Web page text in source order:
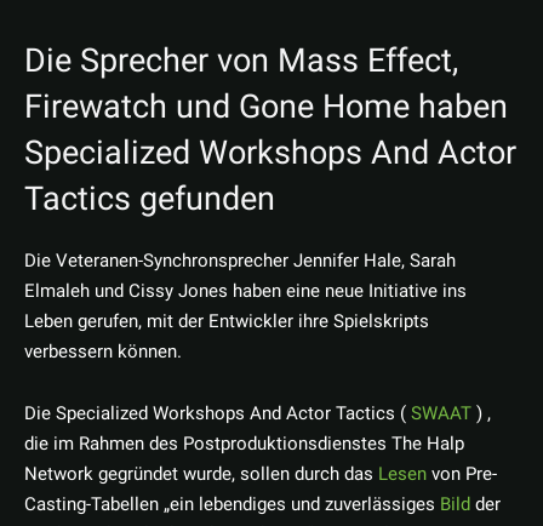
Die Sprecher von Mass Effect,
Firewatch und Gone Home haben
Specialized Workshops And Actor
Tactics gefunden
Die Veteranen-Synchronsprecher Jennifer Hale, Sarah
Elmaleh und Cissy Jones haben eine neue Initiative ins
Leben gerufen, mit der Entwickler ihre Spielskripts
verbessern können.
Die Specialized Workshops And Actor Tactics (SWAAT) ,
die im Rahmen des Postproduktionsdienstes The Halp
Network gegründet wurde, sollen durch das Lesenvon Pre-
Casting-Tabellen „ein lebendiges und zuverlässiges Bildder